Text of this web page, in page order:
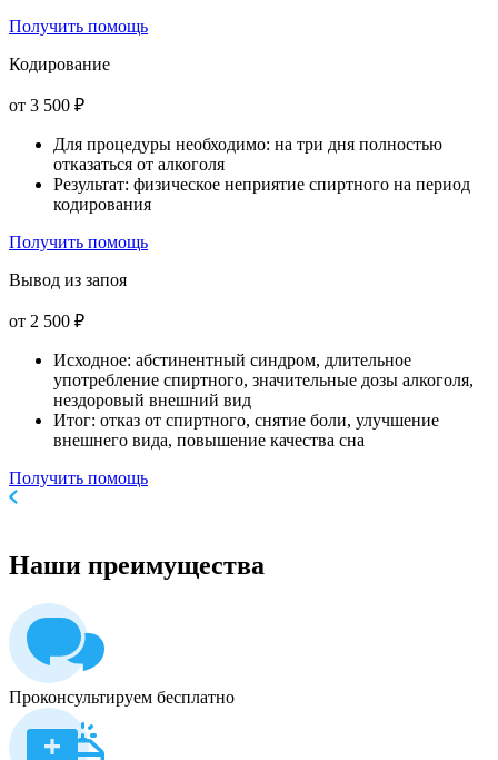
Получить помощь
Кодирование
от 3 500 ₽
Для процедуры необходимо: на три дня полностью
отказаться от алкоголя
Результат: физическое неприятие спиртного на период
кодирования
Получить помощь
Вывод из запоя
от 2 500 ₽
Исходное: абстинентный синдром, длительное
употребление спиртного, значительные дозы алкоголя,
нездоровый внешний вид
Итог: отказ от спиртного, снятие боли, улучшение
внешнего вида, повышение качества сна
Получить помощь
Наши преимущества
Проконсультируем бесплатно